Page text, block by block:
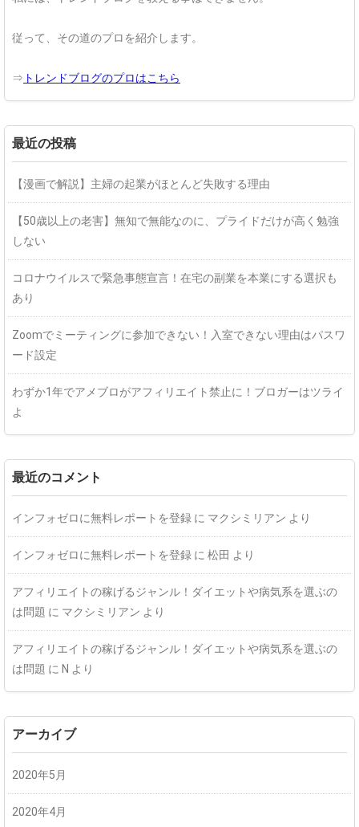
従って、その道のプロを紹介します。
⇒ トレンドブログのプロはこちら
最近の投稿
【漫画で解説】主婦の起業がほとんど失敗する理由
【50歳以上の老害】無知で無能なのに、プライドだけが高く勉強
しない
コロナウイルスで緊急事態宣言！在宅の副業を本業にする選択も
あり
Zoomでミーティングに参加できない！入室できない理由はパスワ
ード設定
わずか1年でアメブロがアフィリエイト禁止に！ブロガーはツライ
よ
最近のコメント
インフォゼロに無料レポートを登録 に マクシミリアン より
インフォゼロに無料レポートを登録 に 松田 より
アフィリエイトの稼げるジャンル！ダイエットや病気系を選ぶの
は問題 に マクシミリアン より
アフィリエイトの稼げるジャンル！ダイエットや病気系を選ぶの
は問題 に N より
アーカイブ
2020年5月
2020年4月